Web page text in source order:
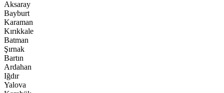
Aksaray
Bayburt
Karaman
Kırıkkale
Batman
Şırnak
Bartın
Ardahan
Iğdır
Yalova